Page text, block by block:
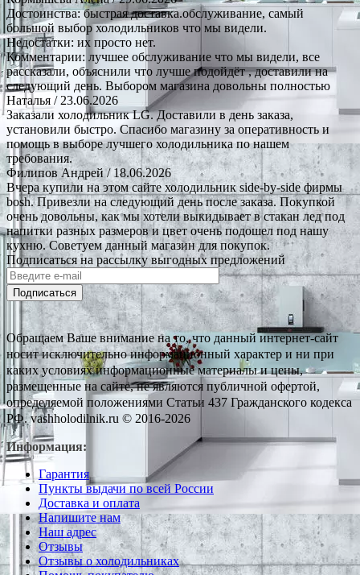
Достоинства: быстрая доставка.обслуживание, самый
большой выбор холодильников что мы видели.
Недостатки: их просто нет.
Комментарии: лучшее обслуживание что мы видели, все
рассказали, объяснили что лучше подойдёт , доставили на
следующий день. Выбором магазина довольны полностью
Наталья / 23.06.2026
Заказали холодильник LG. Доставили в день заказа,
установили быстро. Спасибо магазину за оперативность и
помощь в выборе лучшего холодильника по нашем
требования.
Филипов Андрей/ 18.06.2026
Вчера купили на этом сайте холодильник side-by-side фирмы
bosh. Привезли на следующий день после заказа. Покупкой
очень довольны, как мы хотели выкидывает в стакан лед под
напитки разных размеров и цвет очень подошел под нашу
кухню. Советуем данный магазин для покупок.
Подписаться на рассылку выгодных предложений
Подписаться
Обращаем Ваше внимание на то, что данный интернет-сайт
носит исключительно информационный характер и ни при
каких условиях информационные материалы и цены,
размещенные на сайте, не являются публичной офертой,
определяемой положениями Статьи 437 Гражданского кодекса
РФ. vashholodilnik.ru © 2016-2026
Информация:
Гарантия
Пункты выдачи по всей России
Доставка и оплата
Напишите нам
Наш адрес
Отзывы
Отзывы о холодильниках